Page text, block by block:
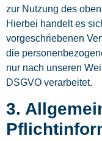
zur Nutzung des
Hierbei handelt es
vorgeschriebenen
die
nur nach unseren
DSGVO verarbeitet.
3.